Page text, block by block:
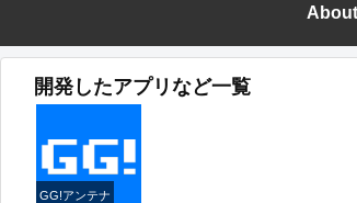
About
開発したアプリなど一覧
GG!アンテナ